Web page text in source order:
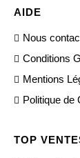
AIDE
Nous
Conditions
Mentions
Politique de
TOP